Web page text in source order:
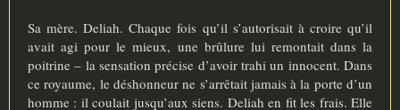
Sa mère. Deliah. Chaque fois qu’il s’autorisait à croire qu’il
avait agi pour le mieux, une brûlure lui remontait dans la
poitrine – la sensation précise d’avoir trahi un innocent. Dans
ce royaume, le déshonneur ne s’arrêtait jamais à la porte d’un
homme : il coulait jusqu’aux siens. Deliah en fit les frais. Elle